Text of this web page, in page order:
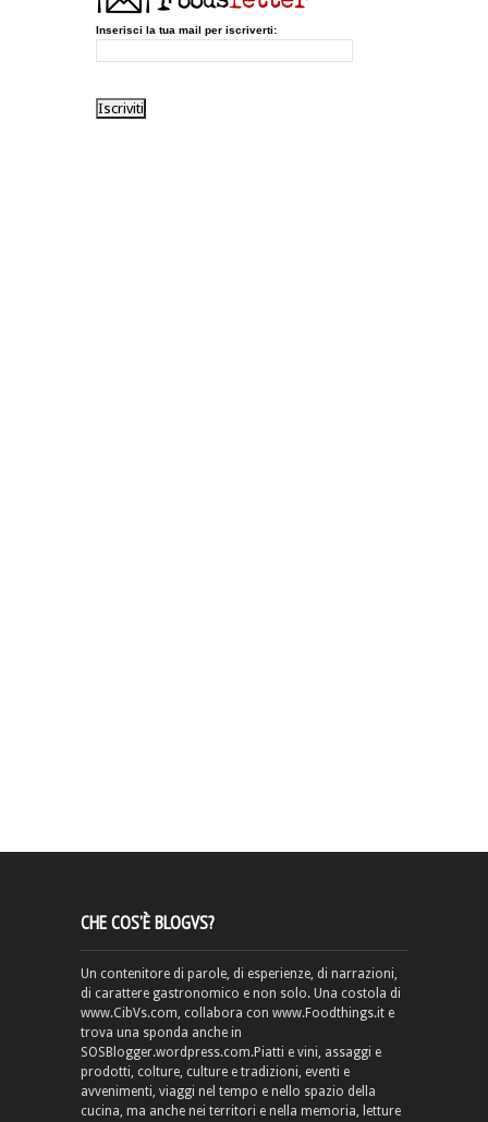
Inserisci la tua mail per iscriverti:
CHE COS’È BLOGVS?
Un contenitore di parole, di esperienze, di narrazioni,
di carattere gastronomico e non solo. Una costola di
www.CibVs.com, collabora con www.Foodthings.it e
trova una sponda anche in
SOSBlogger.wordpress.com.Piatti e vini, assaggi e
prodotti, colture, culture e tradizioni, eventi e
avvenimenti, viaggi nel tempo e nello spazio della
cucina, ma anche nei territori e nella memoria, letture